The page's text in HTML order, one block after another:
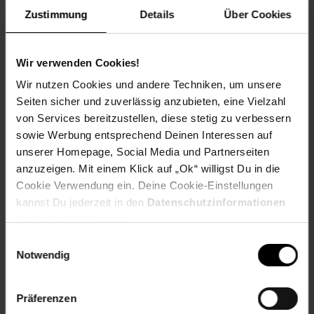
Zustimmung Details Über Cookies
Wir verwenden Cookies!
Wir nutzen Cookies und andere Techniken, um unsere
Seiten sicher und zuverlässig anzubieten, eine Vielzahl
von Services bereitzustellen, diese stetig zu verbessern
sowie Werbung entsprechend Deinen Interessen auf
unserer Homepage, Social Media und Partnerseiten
anzuzeigen. Mit einem Klick auf „Ok“ willigst Du in die
Cookie Verwendung ein. Deine Cookie-Einstellungen
kannst Du jederzeit in den Datenschutzinformationen
Notwendig
Präferenzen
Eigenname: Powerdome ACE
Farbe: grau
ProdSV Land: Germany
ProdSV Hausnummer: 25
ProdSV Ort: Wetter
ProdSV Straße: Altenhofer Weg
Warnhinweis: kein Warnhinweis vorhanden
productSafety Address: Altenhofer Weg 25, 58300
Wetter, Gerrmany
productSafety Email: info@abus.de
productSafety Name: ABUS August Bremicker Söhne
KG
Artikelnummer: 3105972000